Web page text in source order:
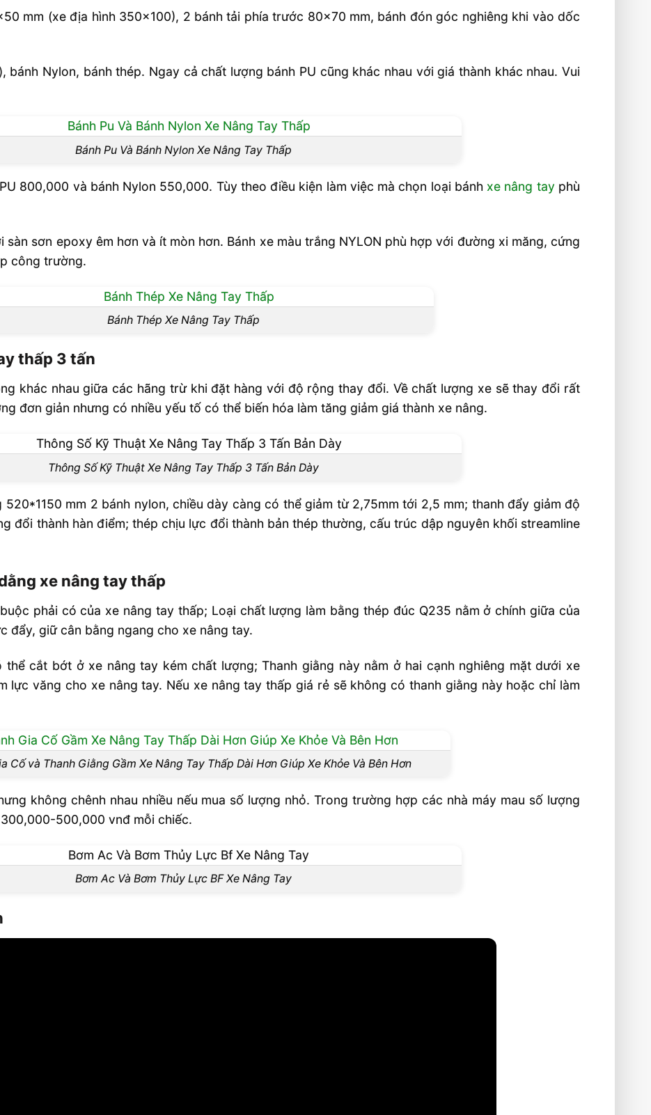
mm (xe địa hình 350×100), 2 bánh tải phía trước 80×70 mm, bánh đón góc nghiêng khi vào dốc
bánh Nylon, bánh thép. Ngay cả chất lượng bánh PU cũng khác nhau với giá thành khác nhau. Vui
Bánh Pu Và Bánh Nylon Xe Nâng Tay Thấp
800,000 và bánh Nylon 550,000. Tùy theo điều kiện làm việc mà chọn loại bánh xe nâng tay phù
sàn sơn epoxy êm hơn và ít mòn hơn. Bánh xe màu trắng NYLON phù hợp với đường xi măng, cứng
công trường.
Bánh Thép Xe Nâng Tay Thấp
thấp 3 tấn
khác nhau giữa các hãng trừ khi đặt hàng với độ rộng thay đổi. Về chất lượng xe sẽ thay đổi rất
đơn giản nhưng có nhiều yếu tố có thể biến hóa làm tăng giảm giá thành xe nâng.
Thông Số Kỹ Thuật Xe Nâng Tay Thấp 3 Tấn Bản Dày
mm 2 bánh nylon, chiều dày càng có thể giảm từ 2,75mm tới 2,5 mm; thanh đẩy giảm độ
đổi thành hàn điểm; thép chịu lực đổi thành bản thép thường, cấu trúc dập nguyên khối streamline
xe nâng tay thấp
phải có của xe nâng tay thấp; Loại chất lượng làm bằng thép đúc Q235 nằm ở chính giữa của
đẩy, giữ cân bằng ngang cho xe nâng tay.
cắt bớt ở xe nâng tay kém chất lượng; Thanh giằng này nằm ở hai cạnh nghiêng mặt dưới xe
lực văng cho xe nâng tay. Nếu xe nâng tay thấp giá rẻ sẽ không có thanh giằng này hoặc chỉ làm
Cố và Thanh Giằng Gầm Xe Nâng Tay Thấp Dài Hơn Giúp Xe Khỏe Và Bên Hơn
không chênh nhau nhiều nếu mua số lượng nhỏ. Trong trường hợp các nhà máy mau số lượng
500,000 vnđ mỗi chiếc.
Bơm Ac Và Bơm Thủy Lực BF Xe Nâng Tay